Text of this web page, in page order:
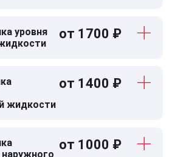
уровня
от 1700 ₽
жидкости
от 1400 ₽
от 1000 ₽